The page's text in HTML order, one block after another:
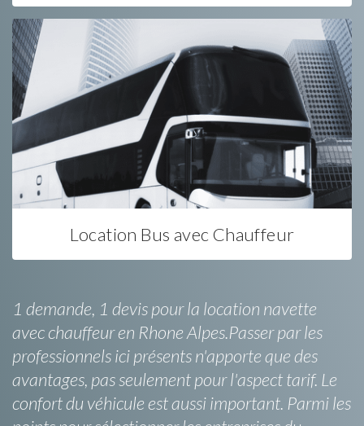
Location Bus avec Chauffeur
1 demande, 1 devis pour la location navette
avec chauffeur en Rhone Alpes.Passer par les
professionnels ici présents n'apporte que des
avantages, pas seulement pour l'aspect tarif. Le
confort du véhicule est aussi important. Parmi les